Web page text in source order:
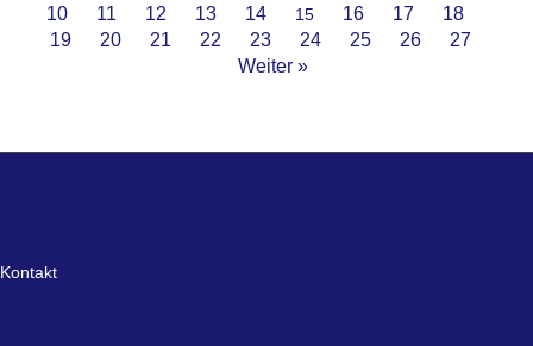
10
11 12 13 14 15 16 17
18
19
20 21 22 23 24 25 26
27
Weiter »
Kontakt